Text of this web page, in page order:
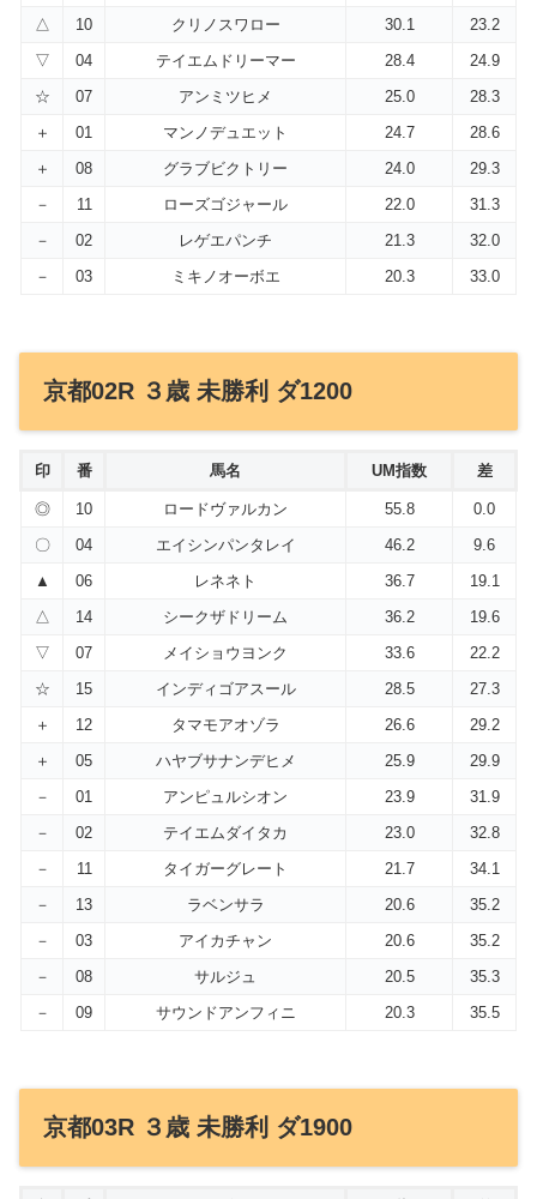
△
10 クリノスワロー 30.1
23.2
▽
04 テイエムドリーマー 28.4
24.9
☆
07 アンミツヒメ 25.0
28.3
＋
01 マンノデュエット 24.7
28.6
＋
08 グラブビクトリー 24.0
29.3
－
11 ローズゴジャール 22.0
31.3
－
02 レゲエパンチ 21.3
32.0
－
03 ミキノオーボエ 20.3 33.0
京都02R ３歳 未勝利 ダ1200
印 番 馬名 UM指数 差
◎ 10 ロードヴァルカン 55.8
0.0
〇
04 エイシンパンタレイ 46.2
9.6
▲
06 レネネト 36.7
19.1
△
14 シークザドリーム 36.2
19.6
▽
07 メイショウヨンク 33.6
22.2
☆
15 インディゴアスール 28.5
27.3
＋
12 タマモアオゾラ 26.6
29.2
＋
05 ハヤブサナンデヒメ 25.9
29.9
－
01 アンピュルシオン 23.9
31.9
－
02 テイエムダイタカ 23.0
32.8
－
11 タイガーグレート 21.7
34.1
－
13 ラベンサラ 20.6
35.2
－
03 アイカチャン 20.6
35.2
－
08 サルジュ 20.5
35.3
－
09 サウンドアンフィニ 20.3 35.5
京都03R ３歳 未勝利 ダ1900